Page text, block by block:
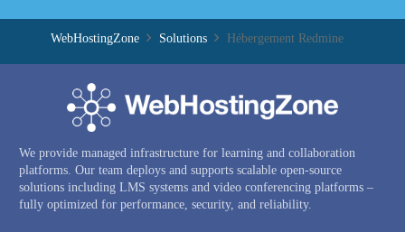
WebHostingZone Solutions Hébergement Redmine
We provide managed infrastructure for learning and collaboration
platforms. Our team deploys and supports scalable open-source
solutions including LMS systems and video conferencing platforms –
fully optimized for performance, security, and reliability.